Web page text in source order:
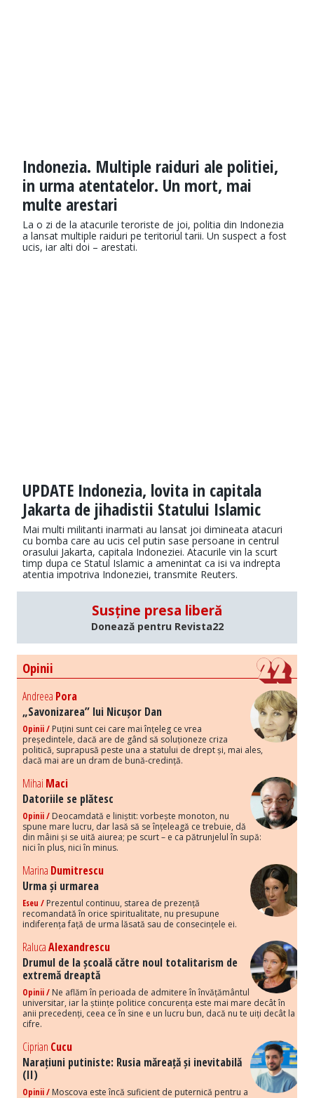
Indonezia. Multiple raiduri ale politiei,
in urma atentatelor. Un mort, mai
multe arestari
La o zi de la atacurile teroriste de joi, politia din Indonezia
a lansat multiple raiduri pe teritoriul tarii. Un suspect a fost
ucis, iar alti doi – arestati.
UPDATE Indonezia, lovita in capitala
Jakarta de jihadistii Statului Islamic
Mai multi militanti inarmati au lansat joi dimineata atacuri
cu bomba care au ucis cel putin sase persoane in centrul
orasului Jakarta, capitala Indoneziei. Atacurile vin la scurt
timp dupa ce Statul Islamic a amenintat ca isi va indrepta
atentia impotriva Indoneziei, transmite Reuters.
Susține presa liberă
Donează pentru Revista22
Opinii
Andreea Pora
„Savonizarea” lui Nicușor Dan
Opinii / Puțini sunt cei care mai înțeleg ce vrea
președintele, dacă are de gând să soluționeze criza
politică, suprapusă peste una a statului de drept și, mai ales,
dacă mai are un dram de bună-credință.
Mihai Maci
Datoriile se plătesc
Opinii / Deocamdată e liniștit: vorbește monoton, nu
spune mare lucru, dar lasă să se înțeleagă ce trebuie, dă
din mâini și se uită aiurea; pe scurt – e ca pătrunjelul în supă:
nici în plus, nici în minus.
Marina Dumitrescu
Urma și urmarea
Eseu / Prezentul continuu, starea de prezență
recomandată în orice spiritualitate, nu presupune
indiferența față de urma lăsată sau de consecințele ei.
RalucaAlexandrescu
Drumul de la școală către noul totalitarism de
extremă dreaptă
Opinii / Ne aflăm în perioada de admitere în învățământul
universitar, iar la științe politice concurența este mai mare decât în
anii precedenți, ceea ce în sine e un lucru bun, dacă nu te uiți decât la
cifre.
Ciprian Cucu
Narațiuni putiniste: Rusia măreață și inevitabilă
(II)
Opinii / Moscova este încă suficient de puternică pentru a